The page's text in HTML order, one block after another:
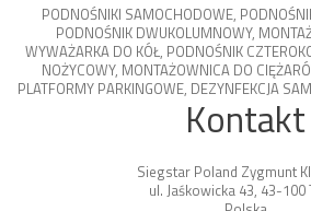
PODNOŚNIKI SAMOCHODOWE,
PODNOŚNIK DWUKOLUMNOWY,
WYWAŻARKA DO KÓŁ, PODNOŚNIK
NOŻYCOWY, MONTAŻOWNICA DO
PLATFORMY PARKINGOWE, DEZYNFEKCJA
Kontakt
Siegstar Poland Zygmunt
ul. Jaśkowicka 43, 43-100